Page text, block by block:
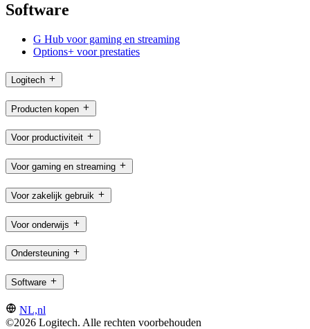
Software
G Hub voor gaming en streaming
Options+ voor prestaties
Logitech
Producten kopen
Voor productiviteit
Voor gaming en streaming
Voor zakelijk gebruik
Voor onderwijs
Ondersteuning
Software
NL,nl
©2026 Logitech. Alle rechten voorbehouden